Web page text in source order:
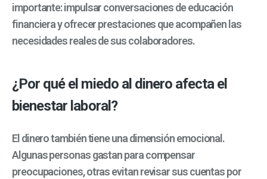
importante: impulsar conversaciones de educación
financiera y ofrecer prestaciones que acompañen las
necesidades reales de sus colaboradores.
¿Por qué el miedo al dinero afecta el
bienestar laboral?
El dinero también tiene una dimensión emocional.
Algunas personas gastan para compensar
preocupaciones, otras evitan revisar sus cuentas por